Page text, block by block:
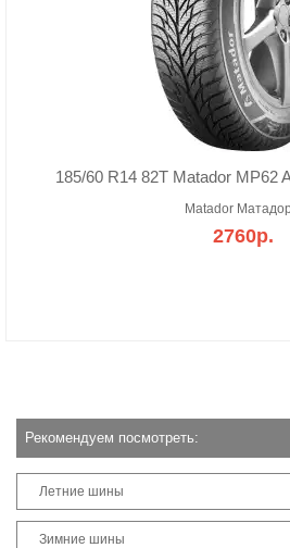
185/60 R14 82T Matador MP62
Matador
2760р.
Рекомендуем посмотреть:
Летние шины
Зимние шины